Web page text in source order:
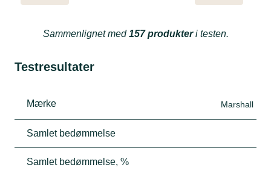
Sammenlignet med157 produkteri testen.
Testresultater
Mærke Marshall
Samlet bedømmelse
Samlet bedømmelse, %